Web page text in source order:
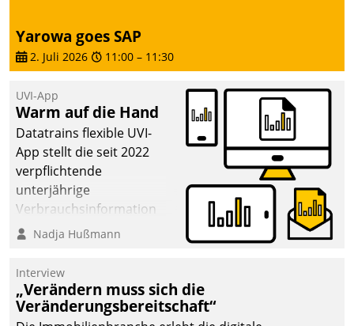
Yarowa goes SAP
2. Juli 2026 11:00 – 11:30
UVI-App
Warm auf die Hand
Datatrains flexible UVI-
App stellt die seit 2022
verpflichtende
unterjährige
Verbrauchsinformation
schnell, zuverlässig und
Die monatlichen
Mitteilungen zum
Heizungs- und
Nadja Hußmann
Interview
„Verändern muss sich die
Veränderungsbereitschaft“